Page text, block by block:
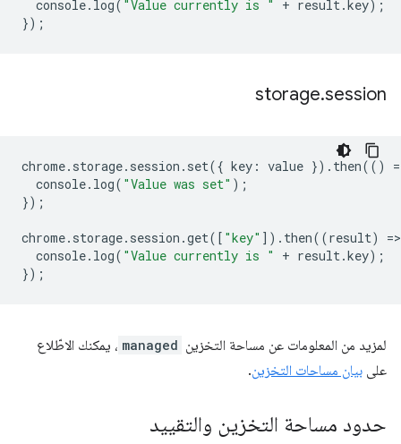
console. log( "Value currently is " + result.key);
});
storage.session
chrome. storage. session . set({ key : value }). then(() =
console. log( "Value was set" );
});
chrome. storage. session .get([ "key" ]). then((result) =>
console. log( "Value currently is " + result.key);
});
لمزيد من المعلومات عن مساحة التخزين managed ، يمكنك الاطّلاع
على بيان مساحات التخزين.
حدود مساحة التخزين والتقييد